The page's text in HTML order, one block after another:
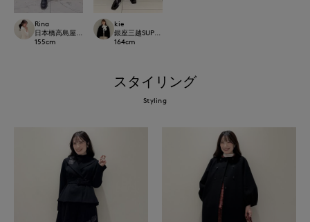
Rina
日本橋高島屋M Maglie le cassetto
155cm
kie
銀座三越SUPERIOR CLOSET GINZA
164cm
スタイリング
Styling